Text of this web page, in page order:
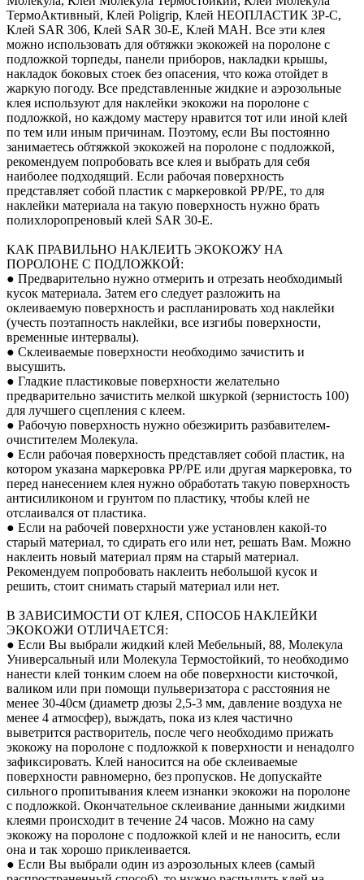
ТермоАктивный, Клей Poligrip, Клей НЕОПЛАСТИК 3P-C,
Клей SAR 306, Клей SAR 30-E, Клей MAH. Все эти клея
можно использовать для обтяжки экокожей на поролоне с
подложкой торпеды, панели приборов, накладки крышы,
накладок боковых стоек без опасения, что кожа отойдет в
жаркую погоду. Все представленные жидкие и аэрозольные
клея используют для наклейки экокожи на поролоне с
подложкой, но каждому мастеру нравится тот или иной клей
по тем или иным причинам. Поэтому, если Вы постоянно
занимаетесь обтяжкой экокожей на поролоне с подложкой,
рекомендуем попробовать все клея и выбрать для себя
наиболее подходящий. Если рабочая поверхность
представляет собой пластик с маркеровкой PP/PE, то для
наклейки материала на такую поверхность нужно брать
полихлоропреновый клей SAR 30-E.
КАК ПРАВИЛЬНО НАКЛЕИТЬ ЭКОКОЖУ НА
ПОРОЛОНЕ С ПОДЛОЖКОЙ:
● Предварительно нужно отмерить и отрезать необходимый
кусок материала. Затем его следует разложить на
оклеиваемую поверхность и распланировать ход наклейки
(учесть поэтапность наклейки, все изгибы поверхности,
временные интервалы).
● Склеиваемые поверхности необходимо зачистить и
высушить.
● Гладкие пластиковые поверхности желательно
предварительно зачистить мелкой шкуркой (зернистость 100)
для лучшего сцепления с клеем.
● Рабочую поверхность нужно обезжирить разбавителем-
очистителем Молекула.
● Если рабочая поверхность представляет собой пластик, на
котором указана маркеровка PP/PE или другая маркеровка, то
перед нанесением клея нужно обработать такую поверхность
антисиликоном и грунтом по пластику, чтобы клей не
отслаивался от пластика.
● Если на рабочей поверхности уже установлен какой-то
старый материал, то сдирать его или нет, решать Вам. Можно
наклеить новый материал прям на старый материал.
Рекомендуем попробовать наклеить небольшой кусок и
решить, стоит снимать старый материал или нет.
В ЗАВИСИМОСТИ ОТ КЛЕЯ, СПОСОБ НАКЛЕЙКИ
ЭКОКОЖИ ОТЛИЧАЕТСЯ:
● Если Вы выбрали жидкий клей Мебельный, 88, Молекула
Универсальный или Молекула Термостойкий, то необходимо
нанести клей тонким слоем на обе поверхности кисточкой,
валиком или при помощи пульверизатора с расстояния не
менее 30-40см (диаметр дюзы 2,5-3 мм, давление воздуха не
менее 4 атмосфер), выждать, пока из клея частично
выветрится растворитель, после чего необходимо прижать
экокожу на поролоне с подложкой к поверхности и ненадолго
зафиксировать. Клей наносится на обе склеиваемые
поверхности равномерно, без пропусков. Не допускайте
сильного пропитывания клеем изнанки экокожи на поролоне
с подложкой. Окончательное склеивание данными жидкими
клеями происходит в течение 24 часов. Можно на саму
экокожу на поролоне с подложкой клей и не наносить, если
она и так хорошо приклеивается.
● Если Вы выбрали один из аэрозольных клеев (самый